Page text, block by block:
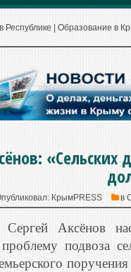
Республике Образование в
КрымPRESS в
Аксёнов
проблему подвоза